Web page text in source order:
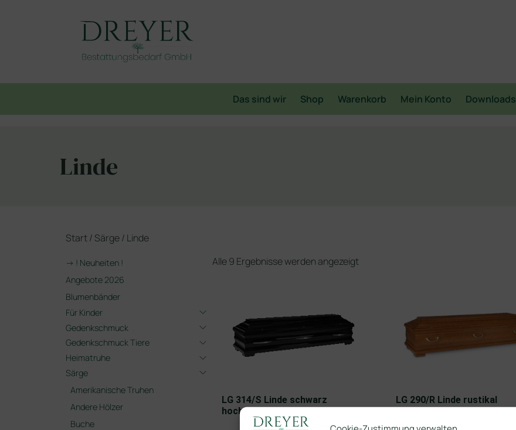
Das sind wir Shop Warenkorb Mein Konto Downloads
Linde
Start/ Särge/ Linde
Alle 9 Ergebnisse werden angezeigt
LG 314/S Linde schwarz
hochglänzend
LG 290/R Linde rustikal
-> ! Neuheiten !
Angebote 2026
Blumenbänder
Für Kinder
Gedenkschmuck
Gedenkschmuck Tiere
Heimatruhe
Särge
Amerikanische Truhen
Andere Hölzer
Buche